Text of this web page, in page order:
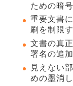
ための暗
重要文書
刷を制限
文書の真
署名の追
見えない
めの墨消